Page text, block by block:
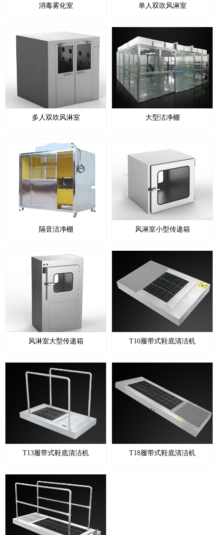
消毒雾化室 单人双吹风淋室
多人双吹风淋室 大型洁净棚
隔音洁净棚 风淋室小型传递箱
风淋室大型传递箱 T10履带式鞋底清洁机
T13履带式鞋底清洁机 T18履带式鞋底清洁机